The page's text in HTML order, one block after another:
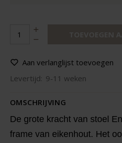
Aan verlanglijst toevoegen
Levertijd: 9-11 weken
OMSCHRIJVING
De grote kracht van stoel
frame van eikenhout. Het